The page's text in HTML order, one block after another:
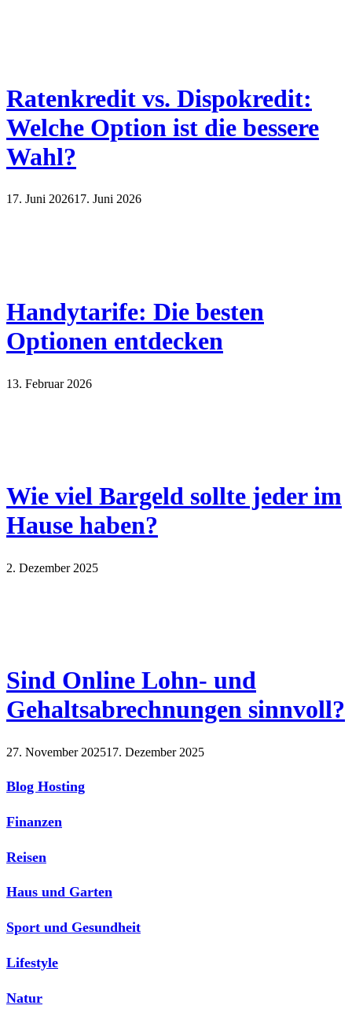
Ratenkredit vs. Dispokredit:
Welche Option ist die bessere
Wahl?
17. Juni 202617. Juni 2026
Handytarife: Die besten
Optionen entdecken
13. Februar 2026
Wie viel Bargeld sollte jeder im
Hause haben?
2. Dezember 2025
Sind Online Lohn- und
Gehaltsabrechnungen sinnvoll?
27. November 202517. Dezember 2025
Blog Hosting
Finanzen
Reisen
Haus und Garten
Sport und Gesundheit
Lifestyle
Natur